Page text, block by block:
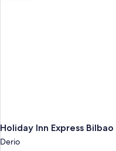
Holiday Inn Express Bilbao
Derio